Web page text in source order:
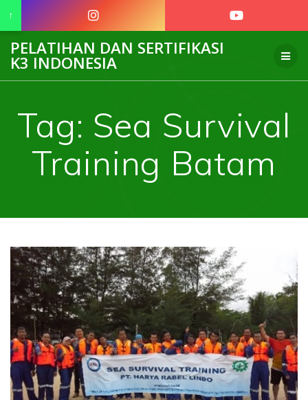
to
PELATIHAN DAN SERTIFIKASI
K3 INDONESIA
Tag: Sea Survival
Training Batam
↑